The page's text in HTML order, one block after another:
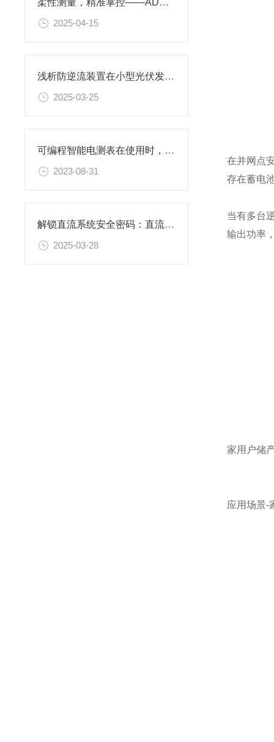
柔性测量，精准掌控——ADW300配套罗氏线圈
2025-04-15
浅析防逆流装置在小型光伏发电厂中的应用
2025-03-25
可编程智能电测表在使用时，有哪些注意事项
2023-08-31
解锁直流系统安全密码：直流绝缘监测产品一览
2025-03-28
在并网点
存在蓄电
当有多台
输出功率
家用户储
应用场景-